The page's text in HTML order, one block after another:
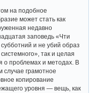
на подобное
может стать как
недавно
заповедь «Чти
субботний и не убий образ
системного», так и целая
о проблемах и методах. В
случае грамотное
копирование
уровня — вещь, как